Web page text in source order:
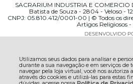
Utilizamos seus dados para analisar e
durante a sua navegação e em serviços de
navegar pela loja virtual, você nos autoriza
através do cookies e utilizá-las para estas
SACRARIUM INDUSTRIA E COMERCIO
Batista de Souza - 2804 - Veloso -
CNPJ: 05.810.412/0001-00 | © Todos os
Artigos Religiosos